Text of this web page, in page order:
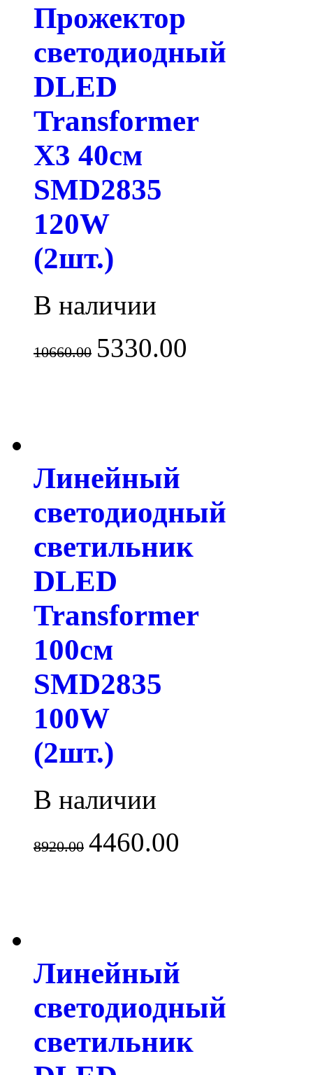
Прожектор
светодиодный
DLED
Transformer
X3 40см
SMD2835
120W
(2шт.)
В наличии
10660.00 5330.00
Линейный
светодиодный
светильник
DLED
Transformer
100см
SMD2835
100W
(2шт.)
В наличии
8920.00 4460.00
Линейный
светодиодный
светильник